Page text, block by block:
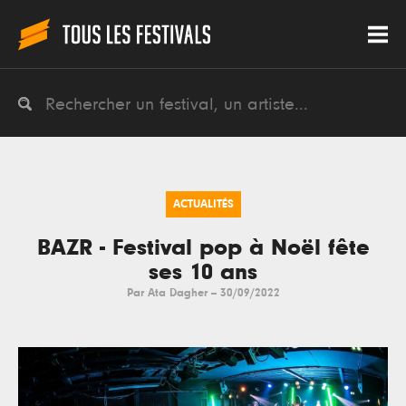
ACTUALITÉS
BAZR - Festival pop à Noël fête
ses 10 ans
Par Ata Dagher -- 30/09/2022